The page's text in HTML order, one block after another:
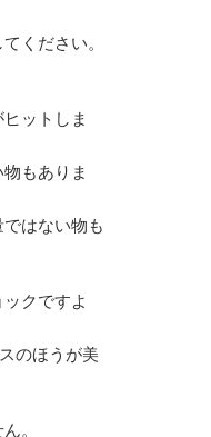
ください。
ットしま
もありま
はない物も
クですよ
のほうが美
。